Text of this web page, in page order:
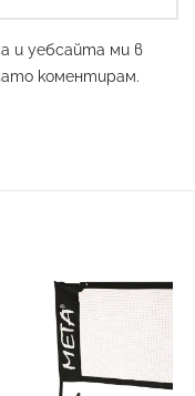
и уебсайта ми в
коментирам.